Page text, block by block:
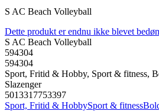
S AC Beach Volleyball
Dette produkt er endnu ikke blevet
S AC Beach Volleyball
594304
594304
Sport, Fritid & Hobby, Sport & fitness,
Slazenger
5013317753397
Sport, Fritid & HobbySport & fitness